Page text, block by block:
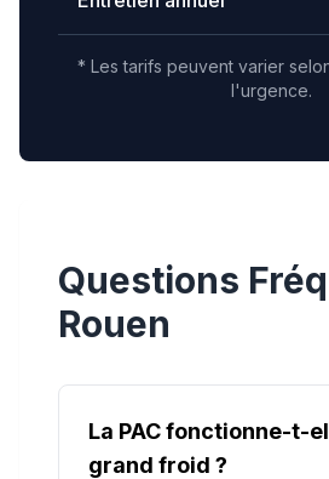
* Les tarifs peuvent varier
l'urgence.
Questions
Rouen
La PAC fonctionne-t-
grand froid ?